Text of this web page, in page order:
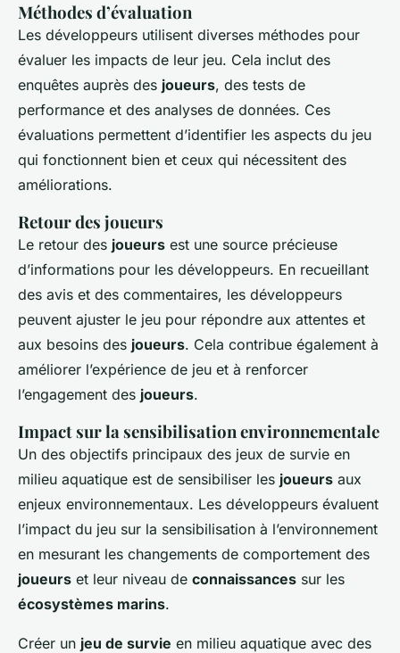
Méthodes d’évaluation
Les développeurs utilisent diverses méthodes pour
évaluer les impacts de leur jeu. Cela inclut des
enquêtes auprès des joueurs, des tests de
performance et des analyses de données. Ces
évaluations permettent d’identifier les aspects du jeu
qui fonctionnent bien et ceux qui nécessitent des
améliorations.
Retour des joueurs
Le retour des joueurs est une source précieuse
d’informations pour les développeurs. En recueillant
des avis et des commentaires, les développeurs
peuvent ajuster le jeu pour répondre aux attentes et
aux besoins des joueurs. Cela contribue également à
améliorer l’expérience de jeu et à renforcer
l’engagement des joueurs.
Impact sur la sensibilisation environnementale
Un des objectifs principaux des jeux de survie en
milieu aquatique est de sensibiliser les joueurs aux
enjeux environnementaux. Les développeurs évaluent
l’impact du jeu sur la sensibilisation à l’environnement
en mesurant les changements de comportement des
joueurs et leur niveau de connaissances sur les
écosystèmes marins.
Créer un jeu de survie en milieu aquatique avec des